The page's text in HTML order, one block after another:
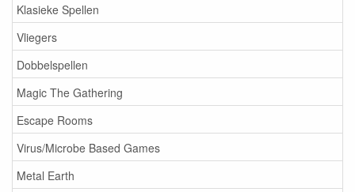
Klasieke Spellen
Vliegers
Dobbelspellen
Magic The Gathering
Escape Rooms
Virus/Microbe Based Games
Metal Earth